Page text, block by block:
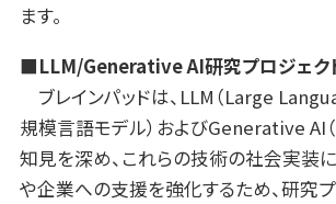
ます。
■LLM/Generative AI研究プロジェク
ブレインパッドは、LLM（Large
規模言語モデル）およびGenerative AI
知見を深め、これらの技術の社会実装
や企業への支援を強化するため、研究